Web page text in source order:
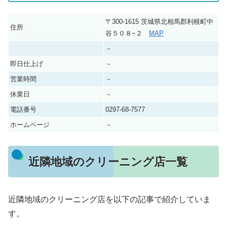
住所
〒300-1615 茨城県北相馬郡利根町中
谷５０８−２ MAP
－
即日仕上げ
－
営業時間
－
休業日
－
電話番号
0297-68-7577
ホームページ
－
近隣地域のクリーニング店一覧
近隣地域のクリーニング店を以下の記事で紹介していま
す。